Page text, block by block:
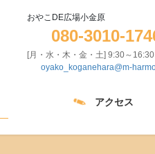
おやこDE広場小金原
080-3010-
[月・水・木・金・土] 9:30～16:30
oyako_koganehara@m-
アクセス